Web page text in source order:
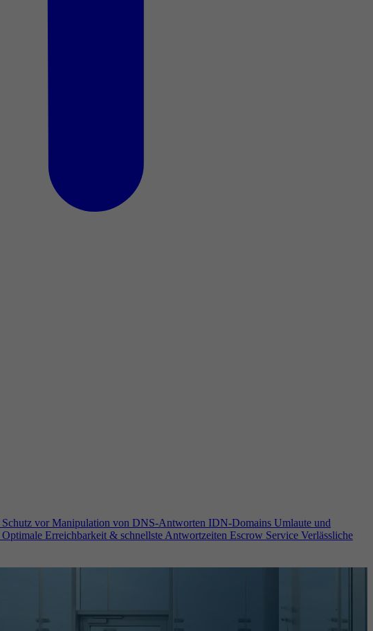
Schutz vor Manipulation von DNS-Antworten IDN-Domains Umlaute und
Optimale Erreichbarkeit & schnellste Antwortzeiten Escrow Service Verlässliche